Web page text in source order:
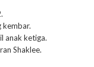
kembar.
anak ketiga.
Shaklee.